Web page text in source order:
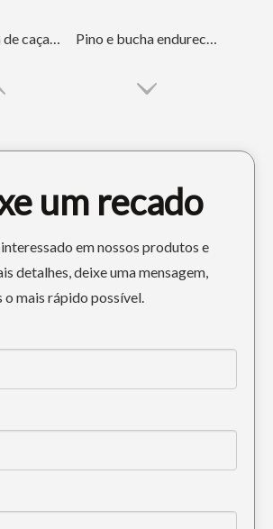
Pino e bucha de caçamba de trator de ouro forjado de 80 mm Pino e bucha endurecidos da caçamba de miniescavadeira de serviço pesado
Pino e bucha endurecidos da caçamba de escavadeira de serviço pesado
um recado
em nossos produtos e
detalhes, deixe uma mensagem,
o mais rápido possível.